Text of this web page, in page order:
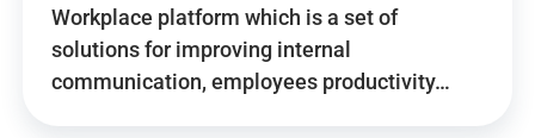
Workplace platform which is a set of
solutions for improving internal
communication, employees productivity…